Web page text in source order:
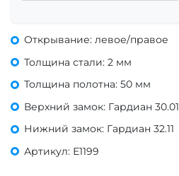
Открывание: левое/правое
Толщина стали: 2 мм
Толщина полотна: 50 мм
Верхний замок: Гардиан 30.01
Нижний замок: Гардиан 32.11
Артикул: Е1199